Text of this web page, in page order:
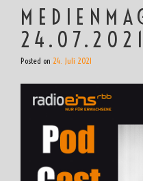
24.07.2021
Posted on 24. Juli 2021